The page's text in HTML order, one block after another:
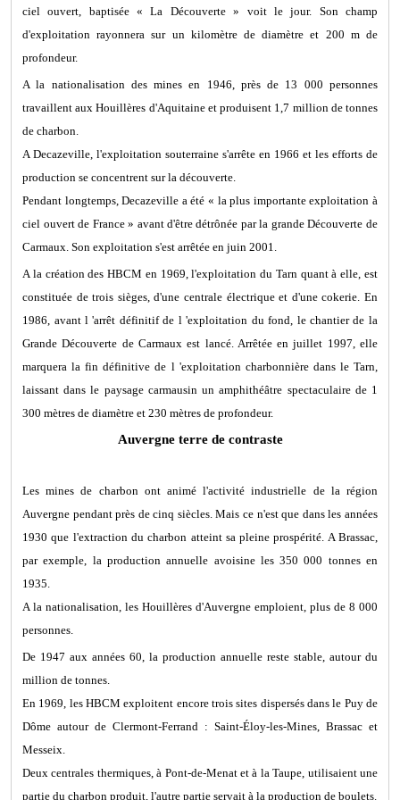
ciel ouvert, baptisée « La Découverte » voit le jour. Son champ
d'exploitation rayonnera sur un kilomètre de diamètre et 200 m de
profondeur.
A la nationalisation des mines en 1946, près de 13 000 personnes
travaillent aux Houillères d'Aquitaine et produisent 1,7 million de tonnes
de charbon.
A Decazeville, l'exploitation souterraine s'arrête en 1966 et les efforts de
production se concentrent sur la découverte.
Pendant longtemps, Decazeville a été « la plus importante exploitation à
ciel ouvert de France » avant d'être détrônée par la grande Découverte de
Carmaux. Son exploitation s'est arrêtée en juin 2001.
A la création des HBCM en 1969, l'exploitation du Tarn quant à elle, est
constituée de trois sièges, d'une centrale électrique et d'une cokerie. En
1986, avant l 'arrêt définitif de l 'exploitation du fond, le chantier de la
Grande Découverte de Carmaux est lancé. Arrêtée en juillet 1997, elle
marquera la fin définitive de l 'exploitation charbonnière dans le Tarn,
laissant dans le paysage carmausin un amphithéâtre spectaculaire de 1
300 mètres de diamètre et 230 mètres de profondeur.
Auvergne terre de contraste
Les mines de charbon ont animé l'activité industrielle de la région
Auvergne pendant près de cinq siècles. Mais ce n'est que dans les années
1930 que l'extraction du charbon atteint sa pleine prospérité. A Brassac,
par exemple, la production annuelle avoisine les 350 000 tonnes en
1935.
A la nationalisation, les Houillères d'Auvergne emploient, plus de 8 000
personnes.
De 1947 aux années 60, la production annuelle reste stable, autour du
million de tonnes.
En 1969, les HBCM exploitent encore trois sites dispersés dans le Puy de
Dôme autour de Clermont-Ferrand : Saint-Éloy-les-Mines, Brassac et
Messeix.
Deux centrales thermiques, à Pont-de-Menat et à la Taupe, utilisaient une
partie du charbon produit, l'autre partie servait à la production de boulets.